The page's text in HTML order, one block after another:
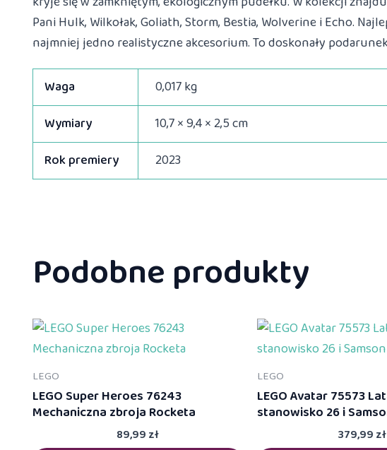
Pani Hulk, Wilkołak, Goliath, Storm, Bestia, Wolverine i Echo.
najmniej jedno realistyczne akcesorium. To doskonały
Waga
0,017 kg
Wymiary
10,7 × 9,4 × 2,5 cm
Rok premiery
2023
Podobne produkty
LEGO
LEGO Super Heroes 76243
Mechaniczna zbroja Rocketa
89,99 zł
LEGO
LEGO Avatar 75573
stanowisko 26 i
379,99 zł